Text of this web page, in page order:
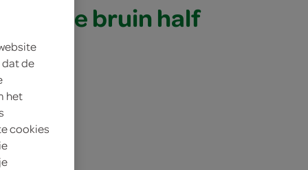
beste bruin half
de
het
cookies